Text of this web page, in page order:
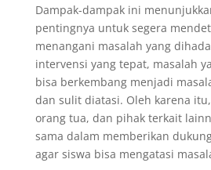
Dampak-dampak ini
pentingnya untuk segera
menangani masalah yang
intervensi yang tepat, masalah
bisa berkembang menjadi
dan sulit diatasi. Oleh karena
orang tua, dan pihak terkait
sama dalam memberikan
agar siswa bisa mengatasi